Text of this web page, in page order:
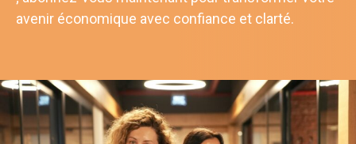
avenir économique avec confiance et clarté.